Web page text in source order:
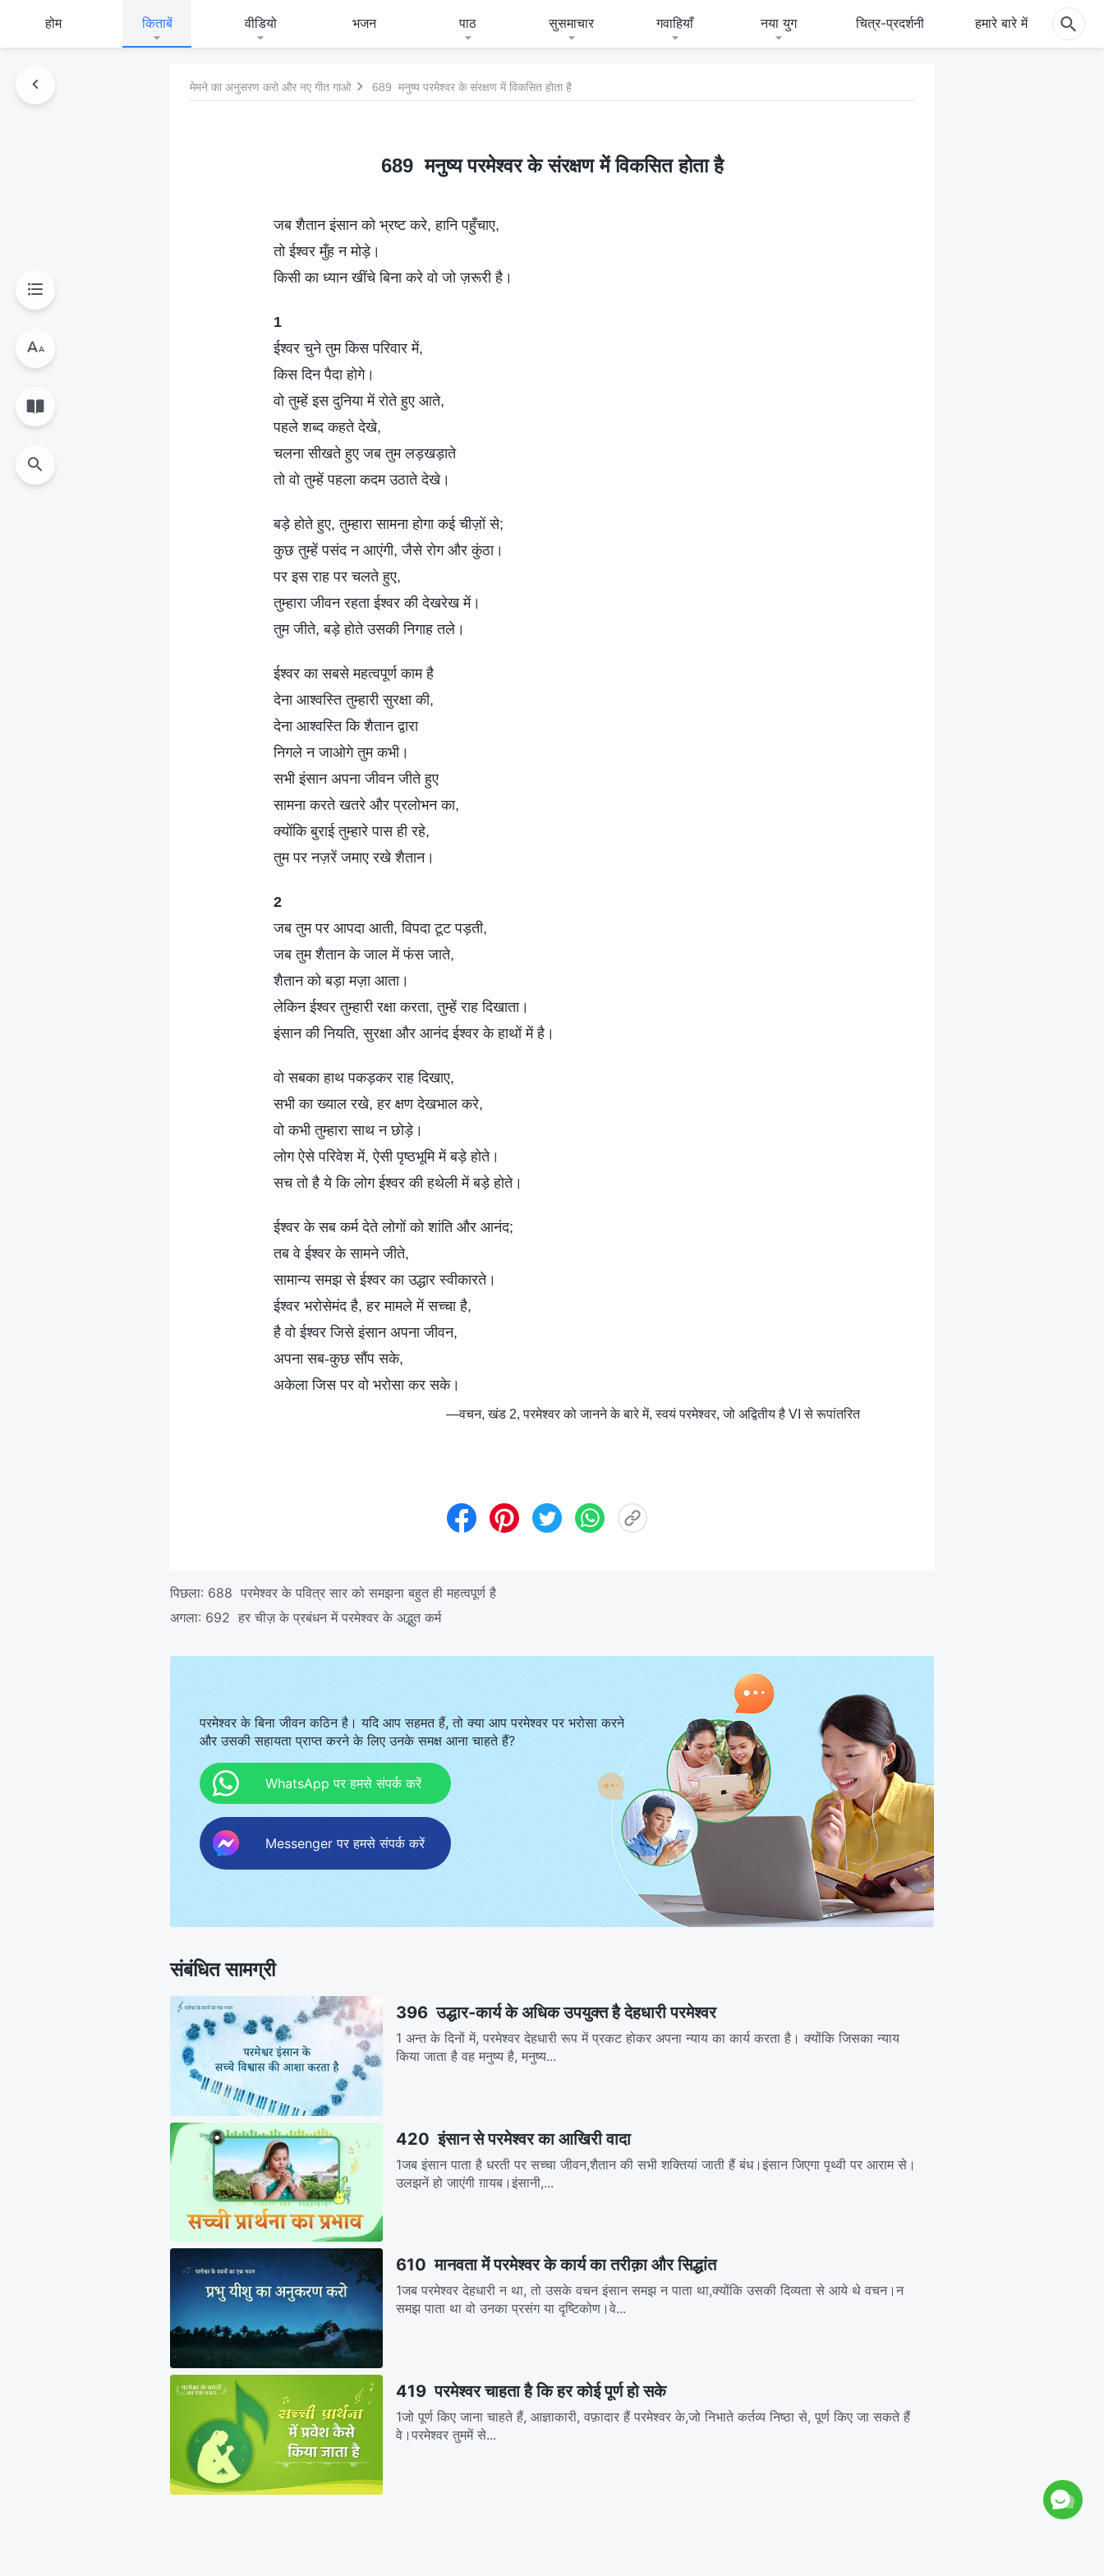
होम किताबें वीडियो भजन पाठ सुसमाचार गवाहियाँ नया युग चित्र-प्रदर्शनी हमारे बारे में
मेमने का अनुसरण करो और नए गीत गाओ 689 मनुष्य परमेश्वर के संरक्षण में विकसित होता है
689 मनुष्य परमेश्वर के संरक्षण में विकसित होता है
जब शैतान इंसान को भ्रष्ट करे, हानि पहुँचाए,
तो ईश्वर मुँह न मोड़े।
किसी का ध्यान खींचे बिना करे वो जो ज़रूरी है।
1
ईश्वर चुने तुम किस परिवार में,
किस दिन पैदा होगे।
वो तुम्हें इस दुनिया में रोते हुए आते,
पहले शब्द कहते देखे,
चलना सीखते हुए जब तुम लड़खड़ाते
तो वो तुम्हें पहला कदम उठाते देखे।
बड़े होते हुए, तुम्हारा सामना होगा कई चीज़ों से;
कुछ तुम्हें पसंद न आएंगी, जैसे रोग और कुंठा।
पर इस राह पर चलते हुए,
तुम्हारा जीवन रहता ईश्वर की देखरेख में।
तुम जीते, बड़े होते उसकी निगाह तले।
ईश्वर का सबसे महत्वपूर्ण काम है
देना आश्वस्ति तुम्हारी सुरक्षा की,
देना आश्वस्ति कि शैतान द्वारा
निगले न जाओगे तुम कभी।
सभी इंसान अपना जीवन जीते हुए
सामना करते खतरे और प्रलोभन का,
क्योंकि बुराई तुम्हारे पास ही रहे,
तुम पर नज़रें जमाए रखे शैतान।
2
जब तुम पर आपदा आती, विपदा टूट पड़ती,
जब तुम शैतान के जाल में फंस जाते,
शैतान को बड़ा मज़ा आता।
लेकिन ईश्वर तुम्हारी रक्षा करता, तुम्हें राह दिखाता।
इंसान की नियति, सुरक्षा और आनंद ईश्वर के हाथों में है।
वो सबका हाथ पकड़कर राह दिखाए,
सभी का ख्याल रखे, हर क्षण देखभाल करे,
वो कभी तुम्हारा साथ न छोड़े।
लोग ऐसे परिवेश में, ऐसी पृष्ठभूमि में बड़े होते।
सच तो है ये कि लोग ईश्वर की हथेली में बड़े होते।
ईश्वर के सब कर्म देते लोगों को शांति और आनंद;
तब वे ईश्वर के सामने जीते,
सामान्य समझ से ईश्वर का उद्धार स्वीकारते।
ईश्वर भरोसेमंद है, हर मामले में सच्चा है,
है वो ईश्वर जिसे इंसान अपना जीवन,
अपना सब-कुछ सौंप सके,
अकेला जिस पर वो भरोसा कर सके।
—वचन, खंड 2, परमेश्वर को जानने के बारे में, स्वयं परमेश्वर, जो अद्वितीय है VI से रूपांतरित
पिछला: 688 परमेश्वर के पवित्र सार को समझना बहुत ही महत्वपूर्ण है
अगला: 692 हर चीज़ के प्रबंधन में परमेश्वर के अद्भुत कर्म
परमेश्वर के बिना जीवन कठिन है। यदि आप सहमत हैं, तो क्या आप परमेश्वर पर भरोसा करने
और उसकी सहायता प्राप्त करने के लिए उनके समक्ष आना चाहते हैं?
WhatsApp पर हमसे संपर्क करें
Messenger पर हमसे संपर्क करें
संबंधित सामग्री
396 उद्धार-कार्य के अधिक उपयुक्त है देहधारी परमेश्वर
1 अन्त के दिनों में, परमेश्वर देहधारी रूप में प्रकट होकर अपना न्याय का कार्य करता है। क्योंकि जिसका न्याय
किया जाता है वह मनुष्य है, मनुष्य...
420 इंसान से परमेश्वर का आखिरी वादा
1जब इंसान पाता है धरती पर सच्चा जीवन,शैतान की सभी शक्तियां जाती हैं बंध।इंसान जिएगा पृथ्वी पर आराम से।
उलझनें हो जाएंगी ग़ायब।इंसानी,...
610 मानवता में परमेश्वर के कार्य का तरीक़ा और सिद्धांत
1जब परमेश्वर देहधारी न था, तो उसके वचन इंसान समझ न पाता था,क्योंकि उसकी दिव्यता से आये थे वचन।न
समझ पाता था वो उनका प्रसंग या दृष्टिकोण।वे...
419 परमेश्वर चाहता है कि हर कोई पूर्ण हो सके
1जो पूर्ण किए जाना चाहते हैं, आज्ञाकारी, वफ़ादार हैं परमेश्वर के,जो निभाते कर्तव्य निष्ठा से, पूर्ण किए जा सकते हैं
वे।परमेश्वर तुममें से...